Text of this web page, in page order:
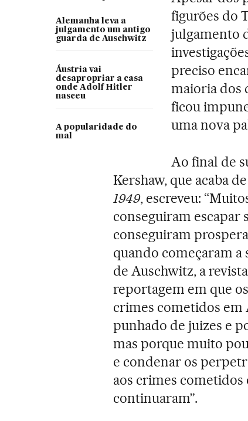
Alemanha leva a
julgamento um antigo
guarda de Auschwitz
Áustria vai
desapropriar a casa
onde Adolf Hitler
nasceu
A popularidade do
mal
figurões do
julgamento
preciso
maioria dos
ficou
uma nova
Ao final de
Kershaw, que acaba
1949, escreveu:
conseguiram escapar
conseguiram
quando começaram a
de Auschwitz, a
reportagem em que
crimes cometidos em
punhado de juizes e
mas porque muito
e condenar os
aos crimes cometidos
continuaram”.